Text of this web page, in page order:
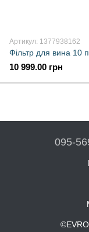
Артикул: 1377938162
Фільтр для вина 10
10 999.00 грн
095-